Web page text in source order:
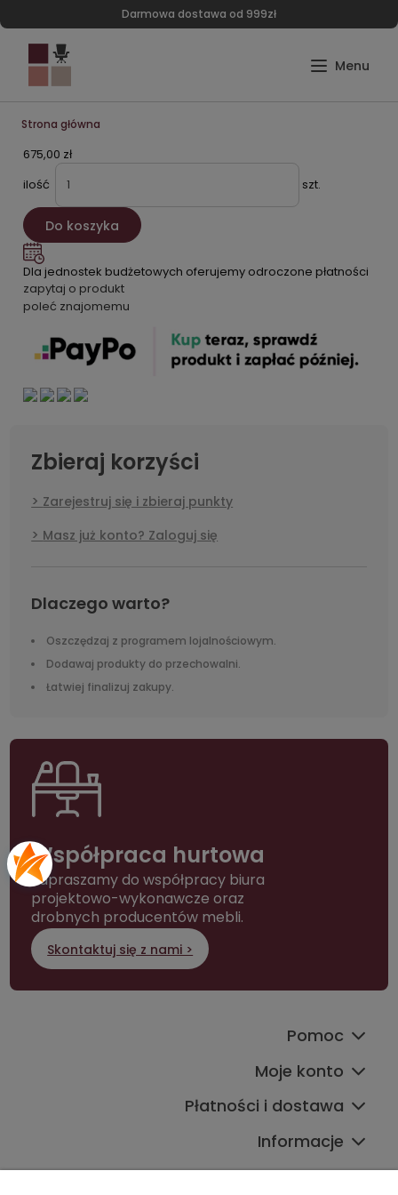
Darmowa dostawa od 999zł
Strona główna
675,00 zł
ilość
szt.
Do koszyka
Dla jednostek budżetowych oferujemy odroczone płatności
zapytaj o produkt
poleć znajomemu
Zbieraj korzyści
Zarejestruj się i zbieraj punkty
Masz już konto? Zaloguj się
Dlaczego warto?
Oszczędzaj z programem lojalnościowym.
Dodawaj produkty do przechowalni.
Łatwiej finalizuj zakupy.
Współpraca hurtowa
Zapraszamy do współpracy biura
projektowo-wykonawcze oraz
drobnych producentów mebli.
Skontaktuj się z nami >
Pomoc
Moje konto
Płatności i dostawa
Informacje
Kontakt ze sklepem